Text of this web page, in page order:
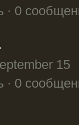
· 0
15
· 0